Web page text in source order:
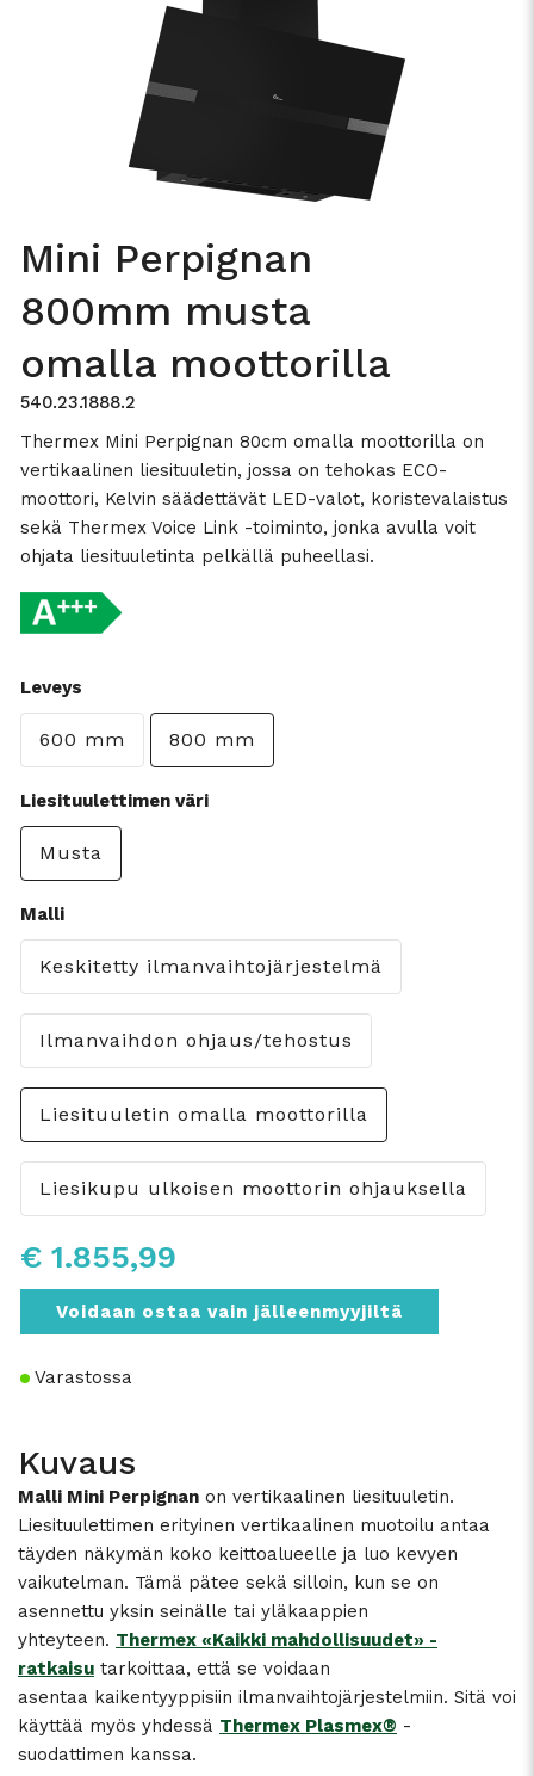
Kantikkaat kanavat
Ainutlaatuinen muotoilu
Kylpyhuone ja ilmanvaihto
Rapea kana
Possupaisti
Viinikaapit
5 vuoden takuu
Mini Perpignan
800mm musta
omalla moottorilla
540.23.1888.2
Thermex Mini Perpignan 80cm omalla moottorilla on
vertikaalinen liesituuletin, jossa on tehokas ECO-
moottori, Kelvin säädettävät LED-valot, koristevalaistus
sekä Thermex Voice Link -toiminto, jonka avulla voit
ohjata liesituuletinta pelkällä puheellasi.
Leveys
600 mm 800 mm
Liesituulettimen väri
Musta
Malli
Keskitetty ilmanvaihtojärjestelmä
Ilmanvaihdon ohjaus/tehostus
Liesituuletin omalla moottorilla
Liesikupu ulkoisen moottorin ohjauksella
€ 1.855,99
Voidaan ostaa vain jälleenmyyjiltä
Varastossa
Kuvaus
Malli Mini Perpignan on vertikaalinen liesituuletin.
Liesituulettimen erityinen vertikaalinen muotoilu antaa
täyden näkymän koko keittoalueelle ja luo kevyen
vaikutelman. Tämä pätee sekä silloin, kun se on
asennettu yksin seinälle tai yläkaappien
yhteyteen. Thermex «Kaikki mahdollisuudet» -
ratkaisu tarkoittaa, että se voidaan
asentaa kaikentyyppisiin ilmanvaihtojärjestelmiin. Sitä voi
käyttää myös yhdessä Thermex Plasmex® -
suodattimen kanssa.